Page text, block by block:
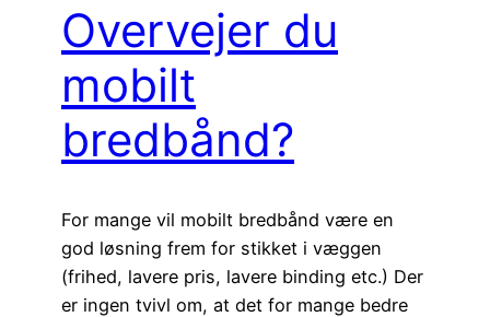
Overvejer du
mobilt
bredbånd?
For mange vil mobilt bredbånd være en
god løsning frem for stikket i væggen
(frihed, lavere pris, lavere binding etc.) Der
er ingen tvivl om, at det for mange bedre